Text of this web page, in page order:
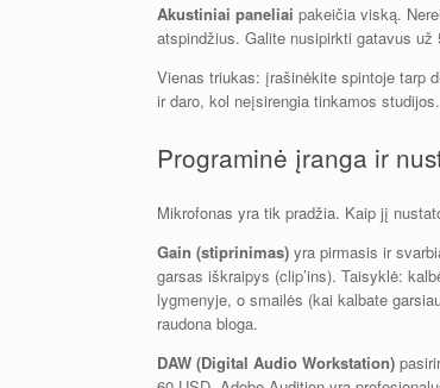
Akustiniai paneliai pakeičia viską.
atspindžius. Galite nusipirkti gatavus už
Vienas triukas: įrašinėkite spintoje tarp
ir daro, kol neįsirengia tinkamos studijos.
Programinė įranga ir
Mikrofonas yra tik pradžia. Kaip jį
Gain (stiprinimas) yra pirmasis ir
garsas iškraipys (clip’ins). Taisyklė:
lygmenyje, o smailės (kai kalbate
raudona bloga.
DAW (Digital Audio Workstation)